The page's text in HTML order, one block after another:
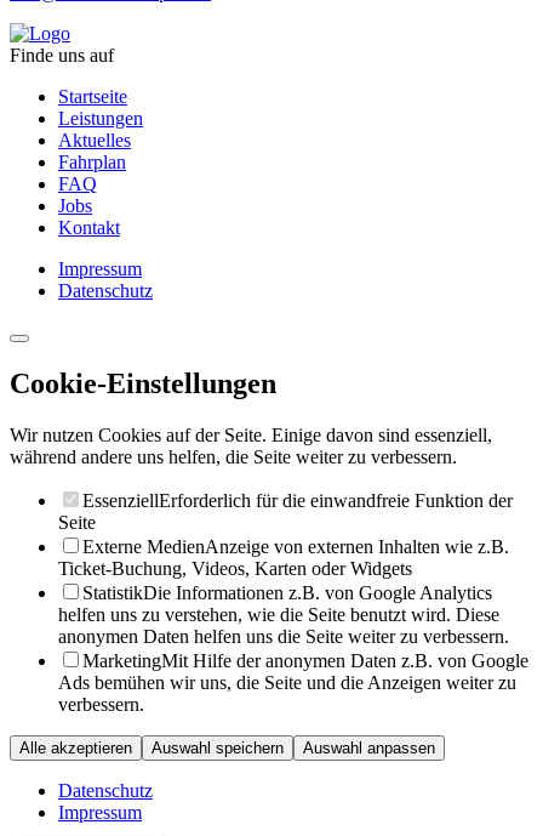
Finde uns auf
Startseite
Leistungen
Aktuelles
Fahrplan
FAQ
Jobs
Kontakt
Impressum
Datenschutz
Cookie-Einstellungen
Wir nutzen Cookies auf der Seite. Einige davon sind essenziell,
während andere uns helfen, die Seite weiter zu verbessern.
EssenziellErforderlich für die einwandfreie Funktion der
Seite
Externe MedienAnzeige von externen Inhalten wie z.B.
Ticket-Buchung, Videos, Karten oder Widgets
StatistikDie Informationen z.B. von Google Analytics
helfen uns zu verstehen, wie die Seite benutzt wird. Diese
anonymen Daten helfen uns die Seite weiter zu verbessern.
MarketingMit Hilfe der anonymen Daten z.B. von Google
Ads bemühen wir uns, die Seite und die Anzeigen weiter zu
verbessern.
Alle akzeptieren Auswahl speichern Auswahl anpassen
Datenschutz
Impressum